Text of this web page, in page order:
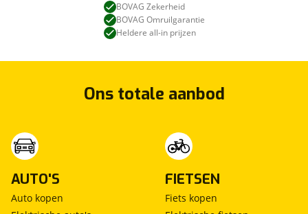
BOVAG Zekerheid
BOVAG Omruilgarantie
Heldere all-in prijzen
Ons totale aanbod
AUTO'S
Auto kopen
FIETSEN
Fiets kopen